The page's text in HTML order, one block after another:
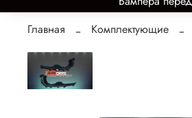
Главная
Комплектующие